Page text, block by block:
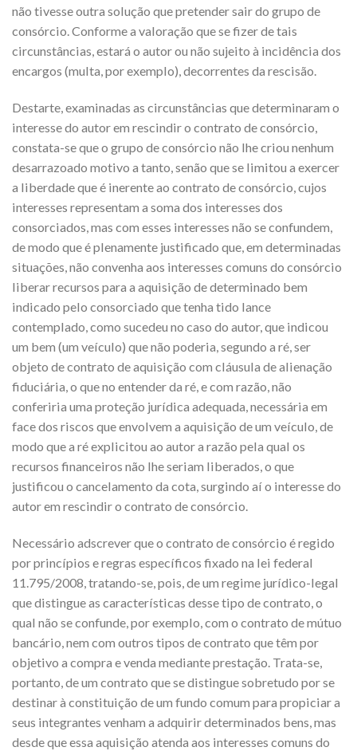
não tivesse outra solução que pretender sair do grupo de
consórcio. Conforme a valoração que se fizer de tais
circunstâncias, estará o autor ou não sujeito à incidência dos
encargos (multa, por exemplo), decorrentes da rescisão.
Destarte, examinadas as circunstâncias que determinaram o
interesse do autor em rescindir o contrato de consórcio,
constata-se que o grupo de consórcio não lhe criou nenhum
desarrazoado motivo a tanto, senão que se limitou a exercer
a liberdade que é inerente ao contrato de consórcio, cujos
interesses representam a soma dos interesses dos
consorciados, mas com esses interesses não se confundem,
de modo que é plenamente justificado que, em determinadas
situações, não convenha aos interesses comuns do consórcio
liberar recursos para a aquisição de determinado bem
indicado pelo consorciado que tenha tido lance
contemplado, como sucedeu no caso do autor, que indicou
um bem (um veículo) que não poderia, segundo a ré, ser
objeto de contrato de aquisição com cláusula de alienação
fiduciária, o que no entender da ré, e com razão, não
conferiria uma proteção jurídica adequada, necessária em
face dos riscos que envolvem a aquisição de um veículo, de
modo que a ré explicitou ao autor a razão pela qual os
recursos financeiros não lhe seriam liberados, o que
justificou o cancelamento da cota, surgindo aí o interesse do
autor em rescindir o contrato de consórcio.
Necessário adscrever que o contrato de consórcio é regido
por princípios e regras específicos fixado na lei federal
11.795/2008, tratando-se, pois, de um regime jurídico-legal
que distingue as características desse tipo de contrato, o
qual não se confunde, por exemplo, com o contrato de mútuo
bancário, nem com outros tipos de contrato que têm por
objetivo a compra e venda mediante prestação. Trata-se,
portanto, de um contrato que se distingue sobretudo por se
destinar à constituição de um fundo comum para propiciar a
seus integrantes venham a adquirir determinados bens, mas
desde que essa aquisição atenda aos interesses comuns do